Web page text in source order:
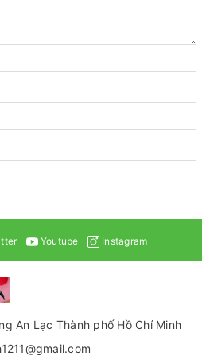
Youtube Instagram
An Lạc Thành phố Hồ Chí Minh